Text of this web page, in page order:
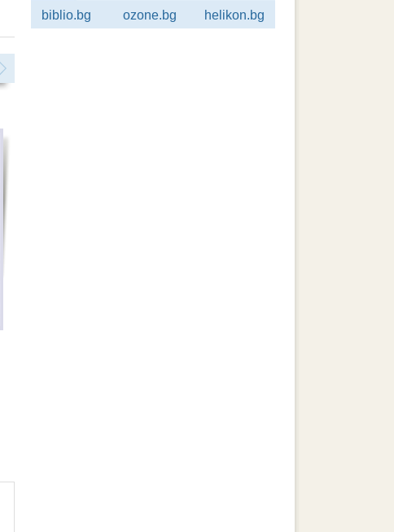
biblio.bg ozone.bg helikon.bg